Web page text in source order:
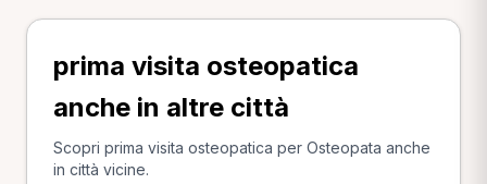
prima visita osteopatica
anche in altre città
Scopri prima visita osteopatica per Osteopata anche
in città vicine.